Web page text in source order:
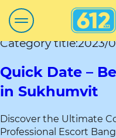
Category title:2023/
Quick Date –
in Sukhumvit
Discover the Ultimate
Professional Escort